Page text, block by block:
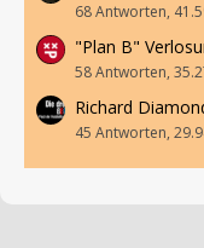
68 Antworten,
"Plan B"
58 Antworten,
Richard
45 Antworten,